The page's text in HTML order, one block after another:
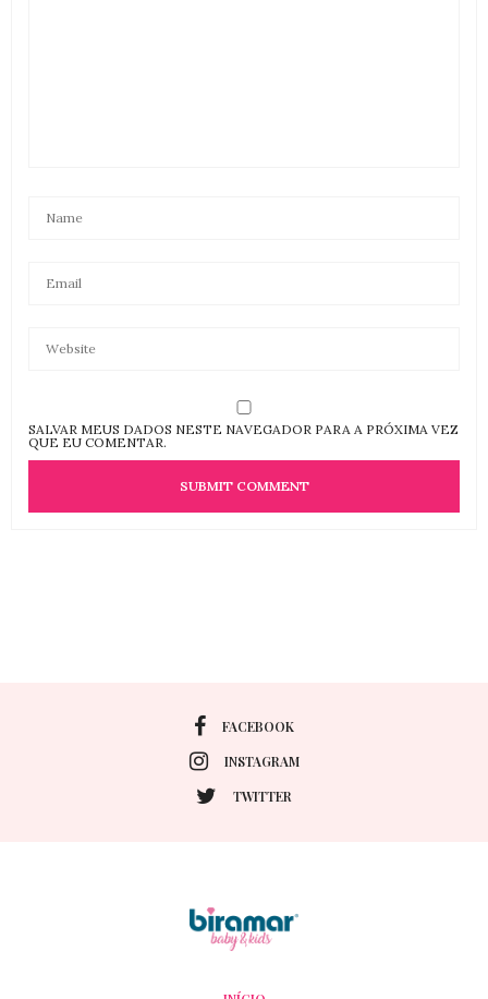
SALVAR MEUS DADOS NESTE NAVEGADOR PARA A PRÓXIMA VEZ
QUE EU COMENTAR.
FACEBOOK
INSTAGRAM
TWITTER